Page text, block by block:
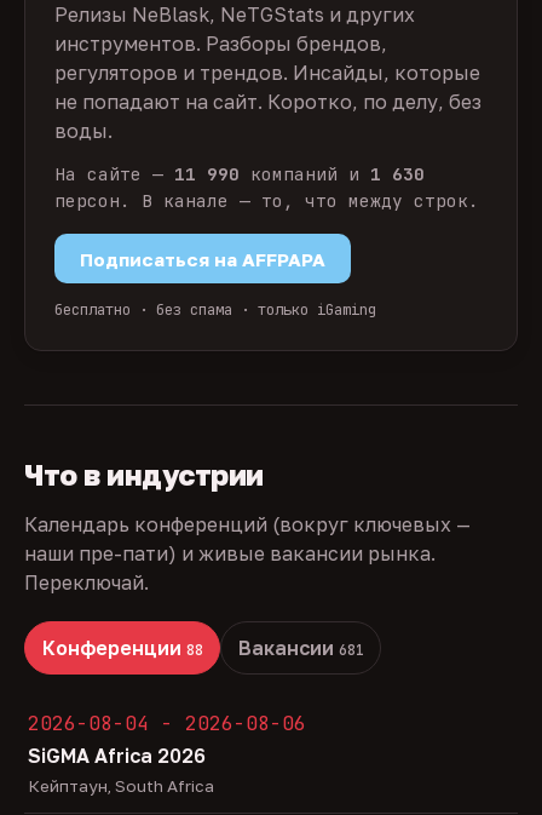
Релизы NeBlask, NeTGStats и других
инструментов. Разборы брендов,
регуляторов и трендов. Инсайды, которые
не попадают на сайт. Коротко, по делу, без
воды.
На сайте — 11 990 компаний и 1 630
персон. В канале — то, что между строк.
Подписаться на AFFPAPA
бесплатно · без спама · только iGaming
Что в индустрии
Календарь конференций (вокруг ключевых —
наши пре-пати) и живые вакансии рынка.
Переключай.
Конференции 88 Вакансии 681
2026-08-04 - 2026-08-06
SiGMA Africa 2026
Кейптаун, South Africa